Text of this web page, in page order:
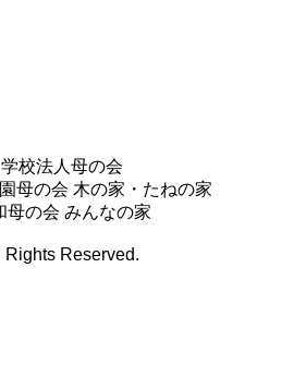
学校法人母の会
母の会 木の家・たねの家
母の会 みんなの家
Reserved.